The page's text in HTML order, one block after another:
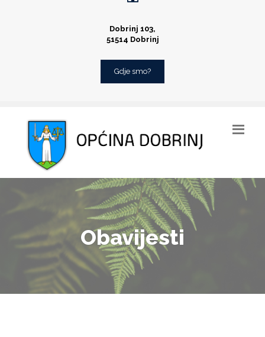
Dobrinj 103,
51514 Dobrinj
Gdje smo?
Obavijesti